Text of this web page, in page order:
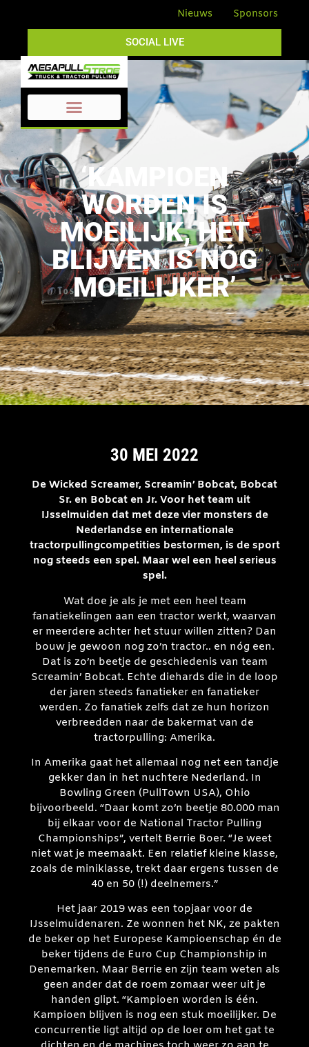
Nieuws Sponsors
SOCIAL LIVE
‘KAMPIOEN
WORDEN IS
MOEILIJK, HET
BLIJVEN IS NÓG
MOEILIJKER’
30 MEI 2022
De Wicked Screamer, Screamin’ Bobcat, Bobcat
Sr. en Bobcat en Jr. Voor het team uit
IJsselmuiden dat met deze vier monsters de
Nederlandse en internationale
tractorpullingcompetities bestormen, is de sport
nog steeds een spel. Maar wel een heel serieus
spel.
Wat doe je als je met een heel team
fanatiekelingen aan een tractor werkt, waarvan
er meerdere achter het stuur willen zitten? Dan
bouw je gewoon nog zo’n tractor.. en nóg een.
Dat is zo’n beetje de geschiedenis van team
Screamin’ Bobcat. Echte diehards die in de loop
der jaren steeds fanatieker en fanatieker
werden. Zo fanatiek zelfs dat ze hun horizon
verbreedden naar de bakermat van de
tractorpulling: Amerika.
In Amerika gaat het allemaal nog net een tandje
gekker dan in het nuchtere Nederland. In
Bowling Green (PullTown USA), Ohio
bijvoorbeeld. “Daar komt zo’n beetje 80.000 man
bij elkaar voor de National Tractor Pulling
Championships”, vertelt Berrie Boer. “Je weet
niet wat je meemaakt. Een relatief kleine klasse,
zoals de miniklasse, trekt daar ergens tussen de
40 en 50 (!) deelnemers.”
Het jaar 2019 was een topjaar voor de
IJsselmuidenaren. Ze wonnen het NK, ze pakten
de beker op het Europese Kampioenschap én de
beker tijdens de Euro Cup Championship in
Denemarken. Maar Berrie en zijn team weten als
geen ander dat de roem zomaar weer uit je
handen glipt. “Kampioen worden is één.
Kampioen blijven is nog een stuk moeilijker. De
concurrentie ligt altijd op de loer om het gat te